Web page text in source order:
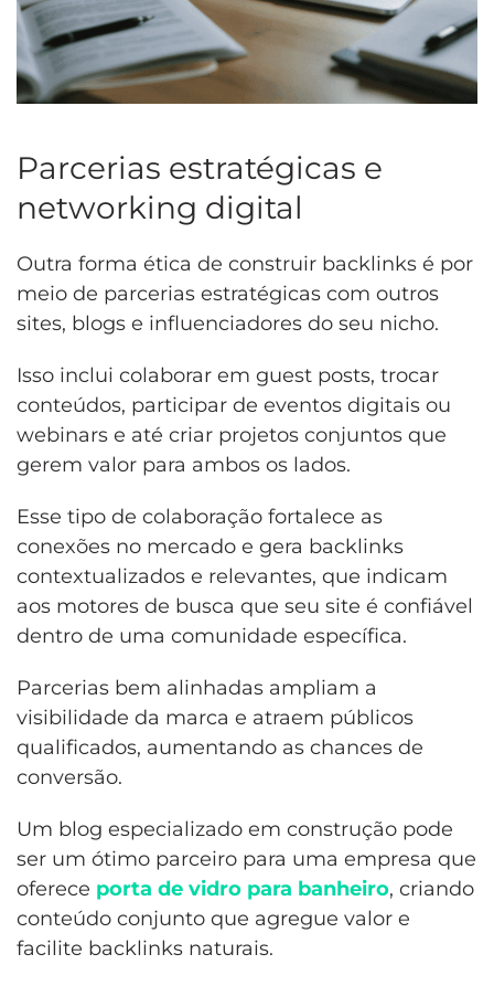
Parcerias estratégicas e
networking digital
Outra forma ética de construir backlinks é por
meio de parcerias estratégicas com outros
sites, blogs e influenciadores do seu nicho.
Isso inclui colaborar em guest posts, trocar
conteúdos, participar de eventos digitais ou
webinars e até criar projetos conjuntos que
gerem valor para ambos os lados.
Esse tipo de colaboração fortalece as
conexões no mercado e gera backlinks
contextualizados e relevantes, que indicam
aos motores de busca que seu site é confiável
dentro de uma comunidade específica.
Parcerias bem alinhadas ampliam a
visibilidade da marca e atraem públicos
qualificados, aumentando as chances de
conversão.
Um blog especializado em construção pode
ser um ótimo parceiro para uma empresa que
oferece porta de vidro para banheiro, criando
conteúdo conjunto que agregue valor e
facilite backlinks naturais.